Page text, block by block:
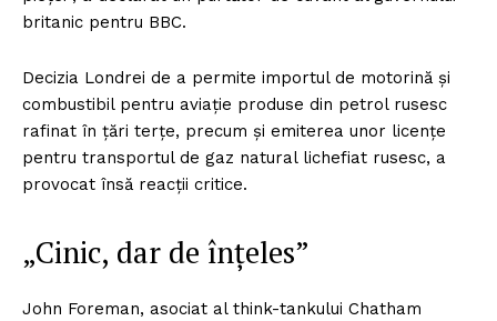
britanic pentru BBC.
Decizia Londrei de a permite importul de motorină și
combustibil pentru aviație produse din petrol rusesc
rafinat în țări terțe, precum și emiterea unor licențe
pentru transportul de gaz natural lichefiat rusesc, a
provocat însă reacții critice.
„Cinic, dar de înțeles”
John Foreman, asociat al think-tankului Chatham